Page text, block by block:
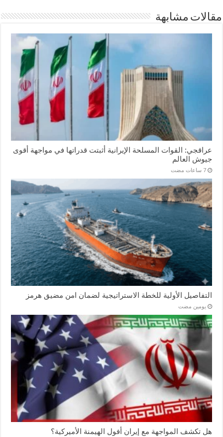
مقالات مشابهة
عراقجي: القوات المسلحة الإيرانية أثبتت قدراتها في مواجهة أقوى
جيوش العالم
‏7 ساعات مضت
التفاصيل الأولية للخطة الاستراتيجية لضمان امن مضيق هرمز
‏يومين مضت
هل تكشف المواجهة مع إيران أفول الهيمنة الأميركية؟